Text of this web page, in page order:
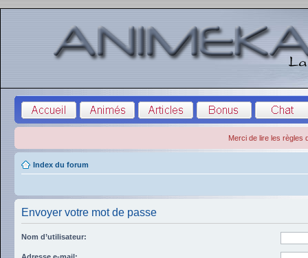
Merci de lire les règles
Index du forum
Envoyer votre mot de passe
Nom d’utilisateur: